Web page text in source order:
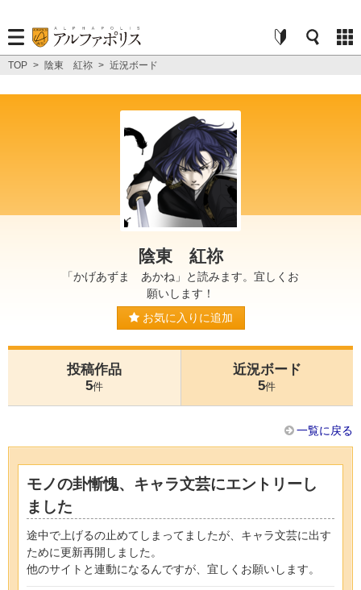
TOP > 陰東 紅祢 > 近況ボード
陰東 紅祢
「かげあずま あかね」と読みます。宜しくお
願いします！
お気に入りに追加
投稿作品
5件
近況ボード
5件
一覧に戻る
モノの卦慚愧、キャラ文芸にエントリーし
ました
途中で上げるの止めてしまってましたが、キャラ文芸に出す
ために更新再開しました。
他のサイトと連動になるんですが、宜しくお願いします。